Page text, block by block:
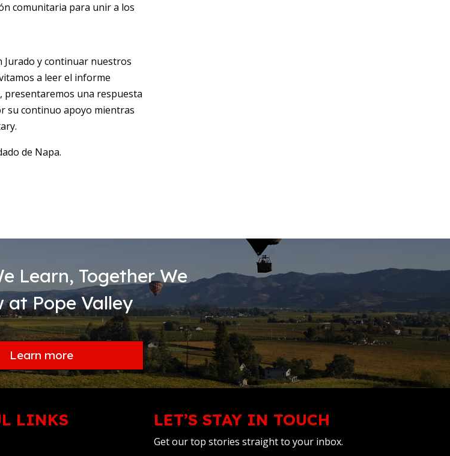
comunitaria para unir a los
Jurado y continuar nuestros
a leer el informe
presentaremos una respuesta
su continuo apoyo mientras
de Napa.
Learn, Together We
at Pope Valley
Learn more
LINKS LET’S STAY IN TOUCH
Get our top stories straight to your inbox.